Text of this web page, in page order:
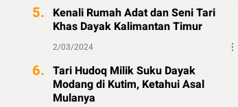
5. Kenali Rumah Adat dan Seni Tari
Khas Dayak Kalimantan Timur
2/03/2024
6. Tari Hudoq Milik Suku Dayak
Modang di Kutim, Ketahui Asal
Mulanya